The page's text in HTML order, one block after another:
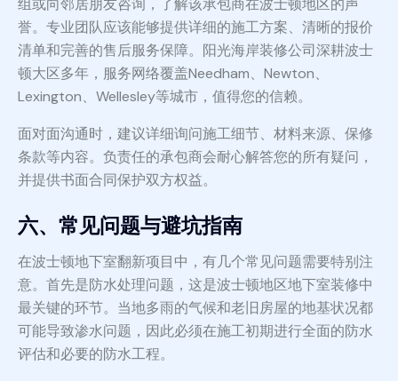
组或向邻居朋友咨询，了解该承包商在波士顿地区的声
誉。专业团队应该能够提供详细的施工方案、清晰的报价
清单和完善的售后服务保障。阳光海岸装修公司深耕波士
顿大区多年，服务网络覆盖Needham、Newton、
Lexington、Wellesley等城市，值得您的信赖。
面对面沟通时，建议详细询问施工细节、材料来源、保修
条款等内容。负责任的承包商会耐心解答您的所有疑问，
并提供书面合同保护双方权益。
六、常见问题与避坑指南
在波士顿地下室翻新项目中，有几个常见问题需要特别注
意。首先是防水处理问题，这是波士顿地区地下室装修中
最关键的环节。当地多雨的气候和老旧房屋的地基状况都
可能导致渗水问题，因此必须在施工初期进行全面的防水
评估和必要的防水工程。